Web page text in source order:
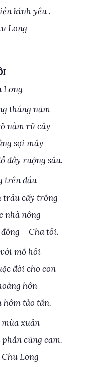
kính yêu .
Long
Long
tháng năm
nằm rũ cây
sợi mây
đầy ruộng sâu.
trên đầu
trâu cấy trồng
nhà nông
– Cha tôi.
mồ hôi
đời cho con
hôn
hôm tảo tần.
xuân
cũng cam.
Long